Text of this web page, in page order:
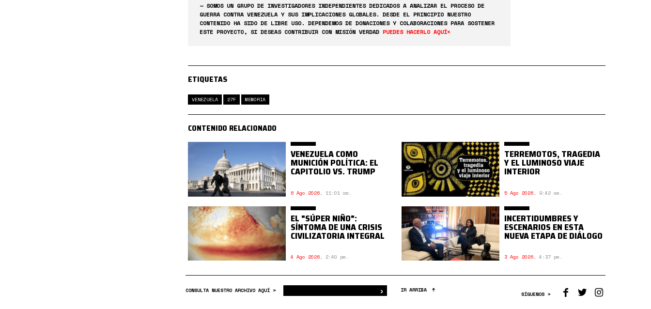
— SOMOS UN GRUPO DE INVESTIGADORES INDEPENDIENTES DEDICADOS A ANALIZAR EL PROCESO DE
GUERRA CONTRA VENEZUELA Y SUS IMPLICACIONES GLOBALES. DESDE EL PRINCIPIO NUESTRO
CONTENIDO HA SIDO DE LIBRE USO. DEPENDEMOS DE DONACIONES Y COLABORACIONES PARA SOSTENER
ESTE PROYECTO, SI DESEAS CONTRIBUIR CON MISIÓN VERDAD PUEDES HACERLO AQUÍ<
ETIQUETAS
VENEZUELA 27F MEMORIA
CONTENIDO RELACIONADO
VENEZUELA COMO
MUNICIÓN POLÍTICA: EL
CAPITOLIO VS. TRUMP
6 Ago 2026, 11:01 am.
TERREMOTOS, TRAGEDIA
Y EL LUMINOSO VIAJE
INTERIOR
5 Ago 2026, 9:42 am.
EL "SÚPER NIÑO":
SÍNTOMA DE UNA CRISIS
CIVILIZATORIA INTEGRAL
4 Ago 2026, 2:40 pm.
INCERTIDUMBRES Y
ESCENARIOS EN ESTA
NUEVA ETAPA DE DIÁLOGO
3 Ago 2026,4:37 pm.
CONSULTA NUESTRO ARCHIVO AQUÍ > › BuscarIR ARRIBA
SÍGUENOS >